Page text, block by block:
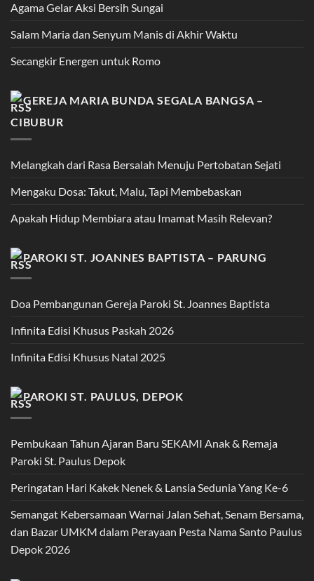
Agama Gelar Aksi Bersih Sungai
Salam Maria dan Senyum Manis di Akhir Waktu
Secangkir Energen untuk Romo
GEREJA MARIA BUNDA SEGALA BANGSA –
CIBUBUR
Melangkah dari Rasa Bersalah Menuju Pertobatan Sejati
Mengaku Dosa: Takut, Malu, Tapi Membebaskan
Apakah Hidup Membiara atau Imamat Masih Relevan?
PAROKI ST. JOANNES BAPTISTA – PARUNG
Doa Pembangunan Gereja Paroki St. Joannes Baptista
Infinita Edisi Khusus Paskah 2026
Infinita Edisi Khusus Natal 2025
PAROKI ST. PAULUS, DEPOK
Pembukaan Tahun Ajaran Baru SEKAMI Anak & Remaja
Paroki St. Paulus Depok
Peringatan Hari Kakek Nenek & Lansia Sedunia Yang Ke-6
Semangat Kebersamaan Warnai Jalan Sehat, Senam Bersama,
dan Bazar UMKM dalam Perayaan Pesta Nama Santo Paulus
Depok 2026